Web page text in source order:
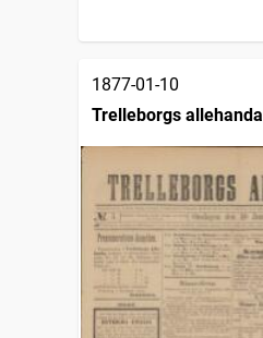
1877-01-10
Trelleborgs allehanda